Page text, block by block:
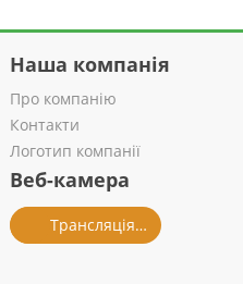
Наша компанія
Про компанію
Контакти
Логотип компанії
Веб-камера
Трансляція із салону